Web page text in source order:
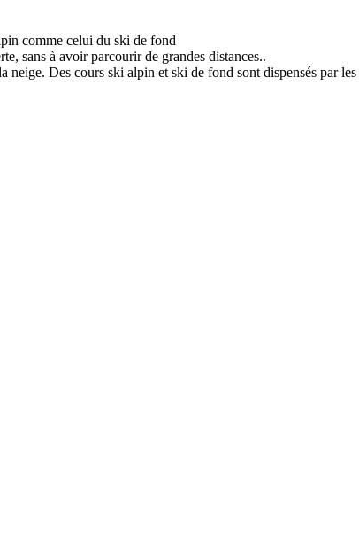
comme celui du ski de fond
sans à avoir parcourir de grandes distances..
Des cours ski alpin et ski de fond sont dispensés par